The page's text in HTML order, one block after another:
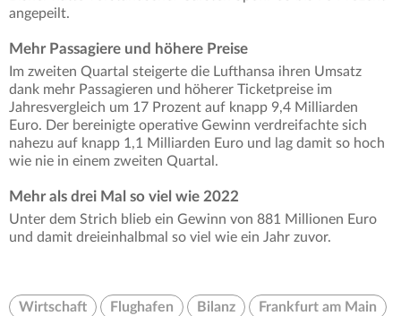
angepeilt.
Mehr Passagiere und höhere Preise
Im zweiten Quartal steigerte die Lufthansa ihren Umsatz
dank mehr Passagieren und höherer Ticketpreise im
Jahresvergleich um 17 Prozent auf knapp 9,4 Milliarden
Euro. Der bereinigte operative Gewinn verdreifachte sich
nahezu auf knapp 1,1 Milliarden Euro und lag damit so hoch
wie nie in einem zweiten Quartal.
Mehr als drei Mal so viel wie 2022
Unter dem Strich blieb ein Gewinn von 881 Millionen Euro
und damit dreieinhalbmal so viel wie ein Jahr zuvor.
Wirtschaft Flughafen Bilanz Frankfurt am Main